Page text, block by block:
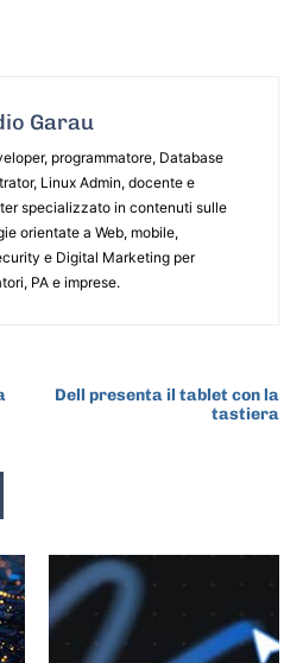
Garau
programmatore, Database
Linux Admin, docente e
specializzato in contenuti sulle
orientate a Web, mobile,
e Digital Marketing per
PA e imprese.
Dell presenta il tablet con la
tastiera